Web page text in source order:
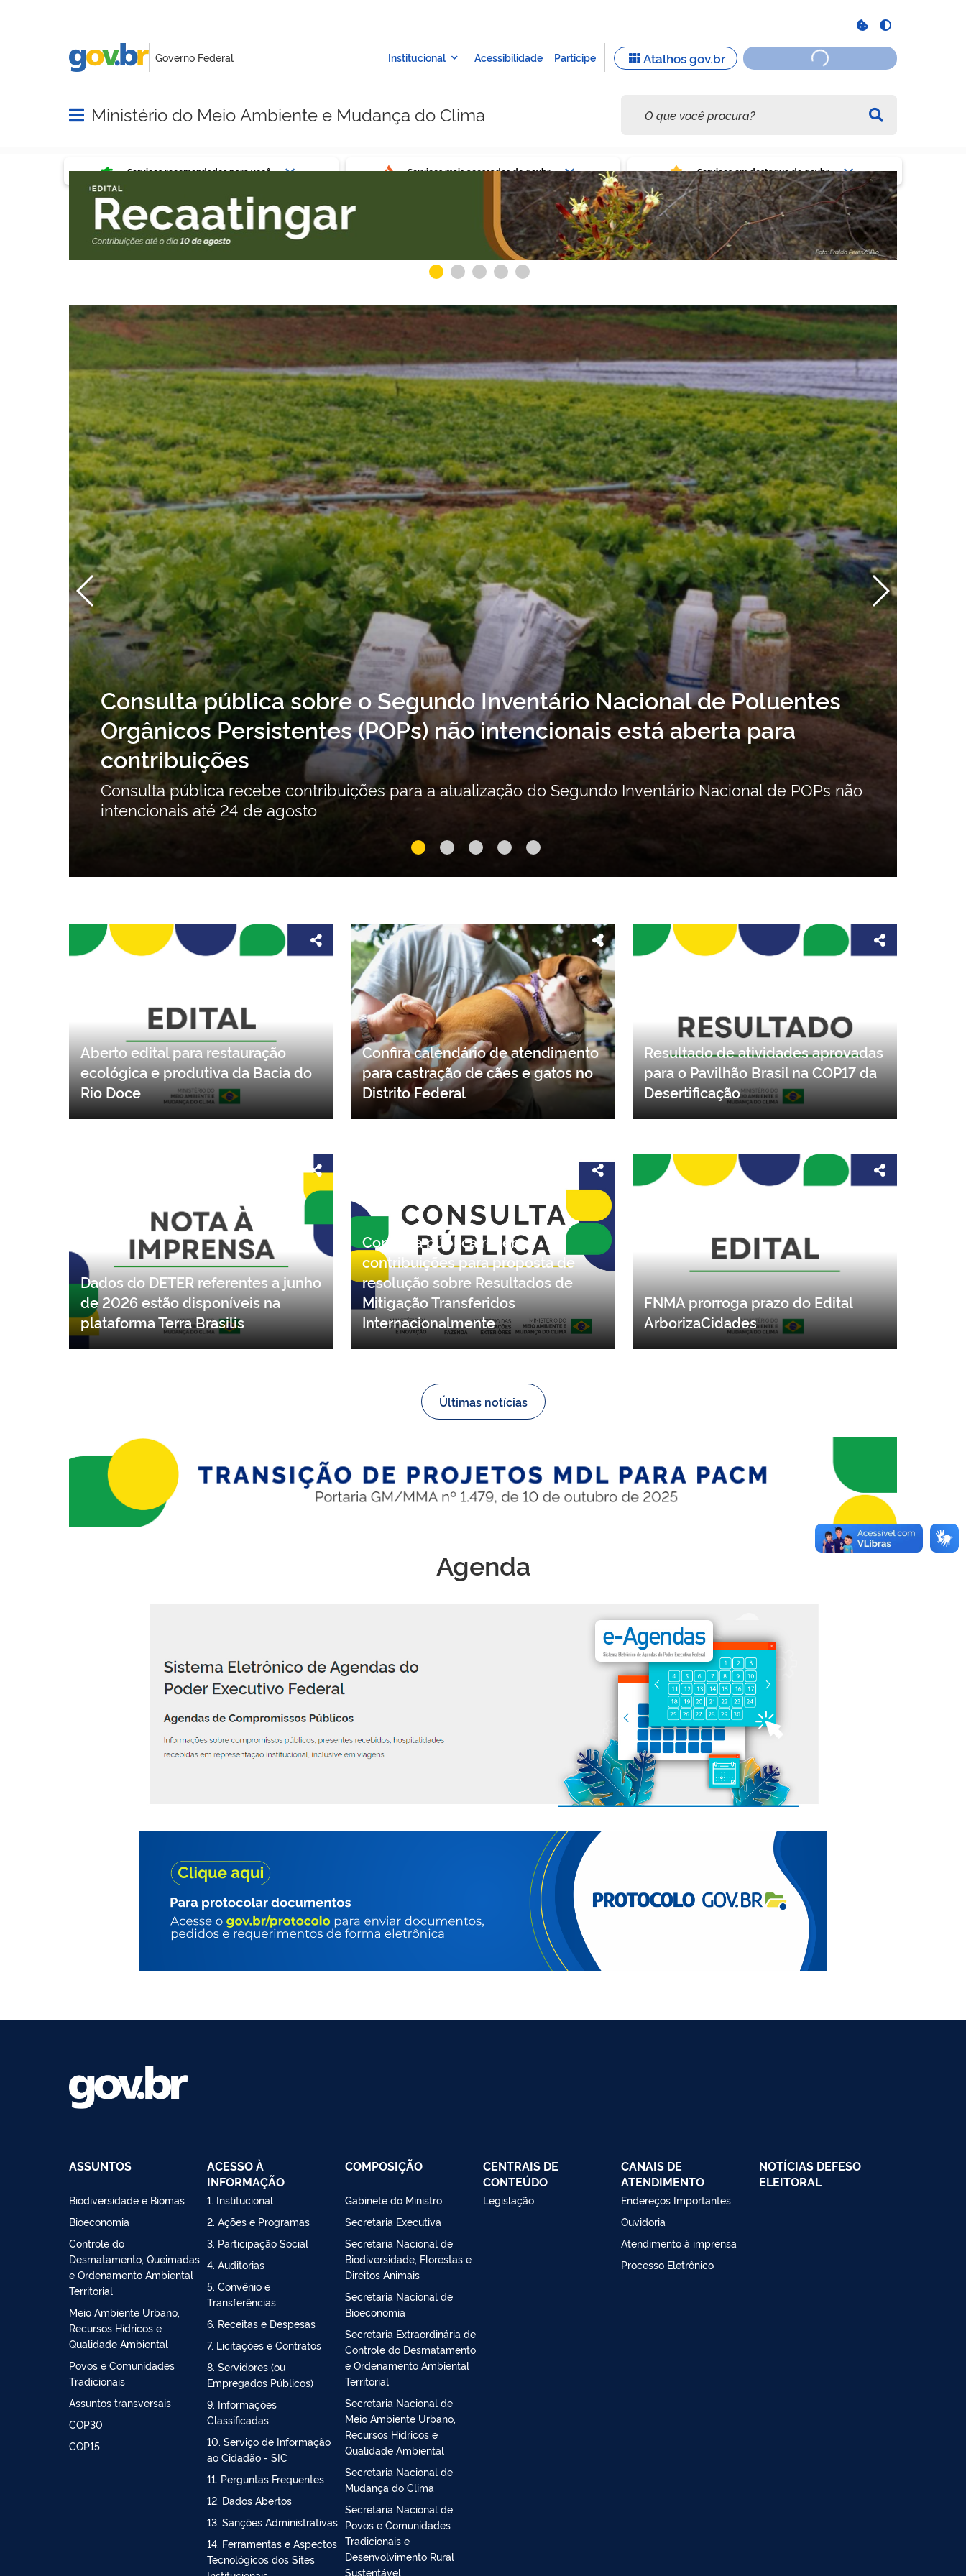
Abrir menu principal de navegação
Ministério do Meio Ambiente e Mudança do Clima
Serviços mais acessados do govbr Serviços em destaque do govbr
Consulta pública sobre o Segundo Inventário Nacional de Poluentes
Orgânicos Persistentes (POPs) não intencionais está aberta para
contribuições
Consulta pública recebe contribuições para a atualização do Segundo Inventário Nacional de POPs não
Aberto edital para restauração
ecológica e produtiva da Bacia do
Confira calendário de atendimento
para castração de cães e gatos no
Resultado de atividades aprovadas
para o Pavilhão Brasil na COP17 da
Dados do DETER referentes a junho
de 2026 estão disponíveis na
Consulta pública recebe
contribuições para proposta de
resolução sobre Resultados de
Mitigação Transferidos
FNMA prorroga prazo do Edital
ASSUNTOS
Biodiversidade e Biomas
Bioeconomia
Controle do
e Ordenamento Ambiental
Territorial
Recursos Hídricos e
Qualidade Ambiental
Povos e Comunidades
Tradicionais
Assuntos transversais
ACESSO À
INFORMAÇÃO
1. Institucional
2. Ações e Programas
3. Participação Social
4. Auditorias
5. Convênio e
Transferências
6. Receitas e Despesas
7. Licitações e Contratos
8. Servidores (ou
Empregados Públicos)
9. Informações
Classificadas
10. Serviço de Informação
ao Cidadão - SIC
11. Perguntas Frequentes
12. Dados Abertos
13. Sanções Administrativas
COMPOSIÇÃO
Gabinete do Ministro
Secretaria Executiva
Biodiversidade, Florestas e
Direitos Animais
Secretaria Nacional de
Bioeconomia
Secretaria Extraordinária de
e Ordenamento Ambiental
Territorial
Secretaria Nacional de
Recursos Hídricos e
Qualidade Ambiental
Secretaria Nacional de
Mudança do Clima
Secretaria Nacional de
Povos e Comunidades
CENTRAIS DE
CANAIS DE
ATENDIMENTO
Endereços Importantes
Ouvidoria